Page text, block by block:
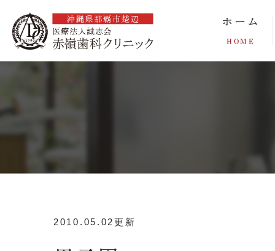
ホーム
HOME
2010.05.02更新